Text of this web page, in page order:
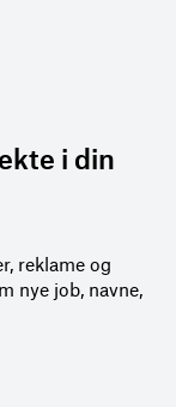
i din
reklame og
nye job, navne,